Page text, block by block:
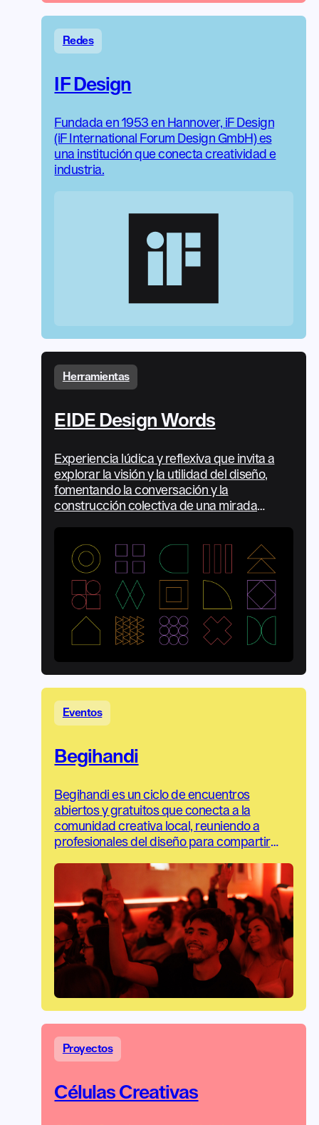
Redes
IF Design
Fundada en 1953 en Hannover, iF Design
(iF International Forum Design GmbH) es
una institución que conecta creatividad e
industria.
Herramientas
EIDE Design Words
Experiencia lúdica y reflexiva que invita a
explorar la visión y la utilidad del diseño,
fomentando la conversación y la
construcción colectiva de una mirada
Eventos
Begihandi
Begihandi es un ciclo de encuentros
abiertos y gratuitos que conecta a la
comunidad creativa local, reuniendo a
profesionales del diseño para compartir
Proyectos
Células Creativas